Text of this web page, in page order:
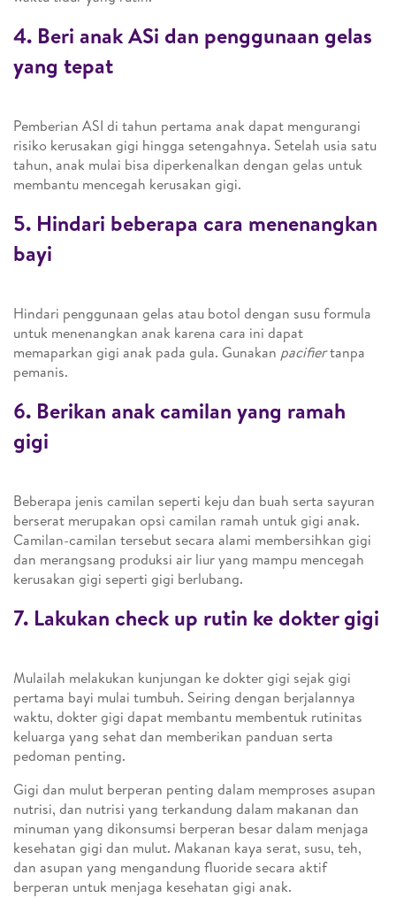
4. Beri anak ASi dan penggunaan gelas
yang tepat
Pemberian ASI di tahun pertama anak dapat mengurangi
risiko kerusakan gigi hingga setengahnya. Setelah usia satu
tahun, anak mulai bisa diperkenalkan dengan gelas untuk
membantu mencegah kerusakan gigi.
5. Hindari beberapa cara menenangkan
bayi
Hindari penggunaan gelas atau botol dengan susu formula
untuk menenangkan anak karena cara ini dapat
memaparkan gigi anak pada gula. Gunakan pacifiertanpa
pemanis.
6. Berikan anak camilan yang ramah
gigi
Beberapa jenis camilan seperti keju dan buah serta sayuran
berserat merupakan opsi camilan ramah untuk gigi anak.
Camilan-camilan tersebut secara alami membersihkan gigi
dan merangsang produksi air liur yang mampu mencegah
kerusakan gigi seperti gigi berlubang.
7. Lakukan check up rutin ke dokter gigi
Mulailah melakukan kunjungan ke dokter gigi sejak gigi
pertama bayi mulai tumbuh. Seiring dengan berjalannya
waktu, dokter gigi dapat membantu membentuk rutinitas
keluarga yang sehat dan memberikan panduan serta
pedoman penting.
Gigi dan mulut berperan penting dalam memproses asupan
nutrisi, dan nutrisi yang terkandung dalam makanan dan
minuman yang dikonsumsi berperan besar dalam menjaga
kesehatan gigi dan mulut. Makanan kaya serat, susu, teh,
dan asupan yang mengandung fluoride secara aktif
berperan untuk menjaga kesehatan gigi anak.